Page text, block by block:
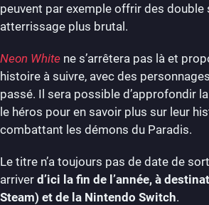
peuvent par exemple offrir des double
atterrissage plus brutal.
Neon White ne s’arrêtera pas là et
histoire à suivre, avec des
passé. Il sera possible d’approfondir
le héros pour en savoir plus sur leur
combattant les démons du Paradis.
Le titre n’a toujours pas de date de
arriver d’ici la fin de l’année, à
Steam) et de la Nintendo Switch.